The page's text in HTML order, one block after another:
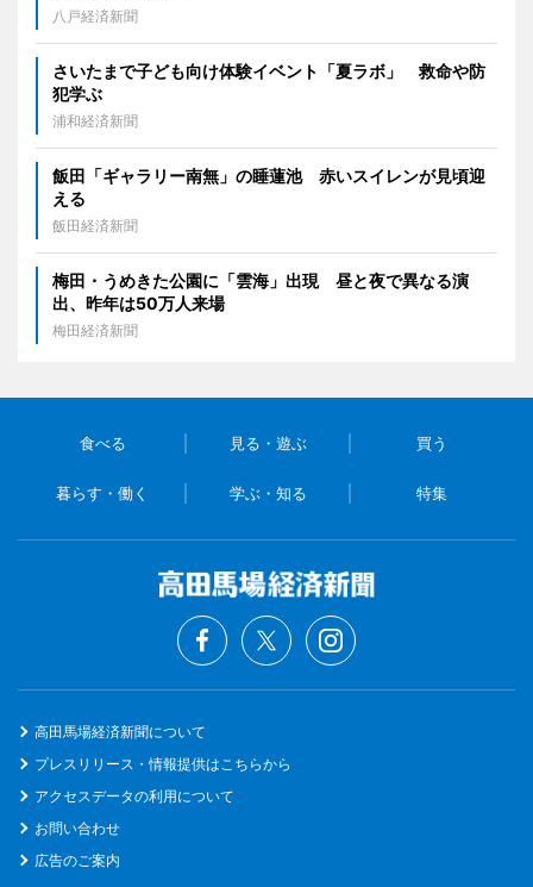
八戸経済新聞
さいたまで子ども向け体験イベント「夏ラボ」 救命や防
犯学ぶ
浦和経済新聞
飯田「ギャラリー南無」の睡蓮池 赤いスイレンが見頃迎
える
飯田経済新聞
梅田・うめきた公園に「雲海」出現 昼と夜で異なる演
出、昨年は50万人来場
梅田経済新聞
食べる 見る・遊ぶ 買う
暮らす・働く 学ぶ・知る 特集
高田馬場経済新聞について
プレスリリース・情報提供はこちらから
アクセスデータの利用について
お問い合わせ
広告のご案内